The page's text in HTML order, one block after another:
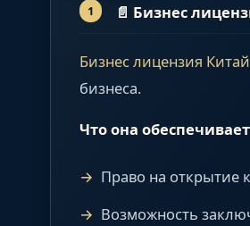
📄 Бизнес
Бизнес лицензия Китай
бизнеса.
Что она
Право на открытие
Возможность